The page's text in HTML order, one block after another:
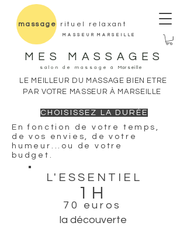
massage rituel relaxant
M A S S E U R M A R S E I L L E
MES MASSAGES
salon de massage à Marseille
LE MEILLEUR DU MASSAGE BIEN ETRE
PAR VOTRE MASSEUR À MARSEILLE
CHOISISSEZ
LA DURÉE
En fonction de votre temps,
de
vos envies, de
votre
humeur...ou de votre
budget.
L'ESSENTIEL
1H
70 euros
la découverte